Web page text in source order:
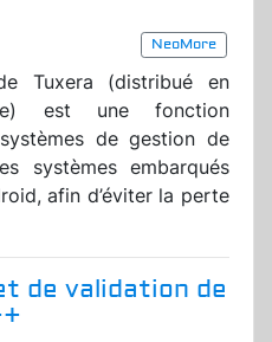
NeoMore
Tuxera (distribué en
est une fonction
de gestion de
systèmes embarqués
afin d’éviter la perte
de validation de